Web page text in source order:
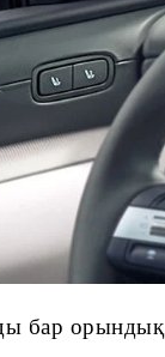
бар орындық